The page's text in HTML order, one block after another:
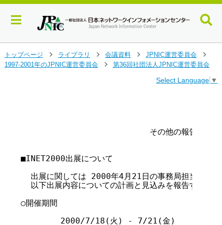
イ
トップページ
>
ライブラリ
>
会議資料
>
JPNIC運営委員会
>
1997-2001年のJPNIC運営委員会
第36回社団法人JPNIC運営委員会
Select Language ▼
                          その他の報告
■INET2000出展について
出展に関しては 2000年4月21日の事務局担当理事会
  以下出展内容についての計画と見込みを報告する。
○開催期間